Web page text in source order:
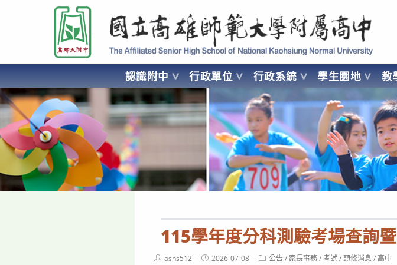
要
容
國立高雄師範大學附屬高級中學 Affiliated Senior High School of National Kaohsiung Normal University
認識附中 行政單位 行政系統 學生園地 教
AFFILIATED SENIOR HIGH SCHOOL OF NATIONAL KAOHSIUNG NORMAL
115學年度分科測驗考場查詢
Postashs512
Post2026-07-08
Post公告 / 家長事務 / 考試 / 頭條消息 / 高中